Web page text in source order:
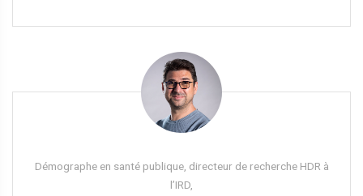
Démographe en santé publique, directeur de recherche HDR à
l’IRD,